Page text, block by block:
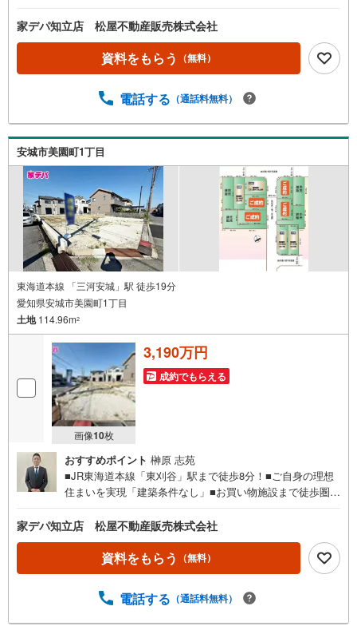
買い物施設まで徒歩圏内で便利！●家デパ 松屋不動産販売
のつよみ●知立市・豊橋市・豊川市・浜松市の4店舗営業
中！三河エリア・遠州エリアの物件ならおまかせくださ
い。新築戸建、中古戸建、中古マンション、土地をお客様
ォーム実績多数！中古物件をご購入の際、約70％という多
ストで、新築同様の快適なお住まいを実現できます。・営
業時間 午前9時00分～午後6時30分 （定休日:水曜日）この
時間帯はお電話でのお問い合わせがスムーズにご案内でき
ます。右下の電話ボタンをタッチ！もしくはお気軽にお電
話ください。
家デパ知立店 松屋不動産販売株式会社
資料をもらう （無料）
電話する （通話料無料）
安城市美園町1丁目
東海道本線 「三河安城」駅 徒歩19分
愛知県安城市美園町1丁目
土地114.96m2
画像10枚
3,190万円
成約でもらえる
おすすめポイント 榊原 志苑
■JR東海道本線「東刈谷」駅まで徒歩8分！■ご自身の理想
住まいを実現「建築条件なし」■お買い物施設まで徒歩圏内
ーで建築可能■閑静な住宅地●家デパ 松屋不動産販売 のつ
よみ●知立市・豊橋市・豊川市・浜松市の4店舗営業中！三
河エリア・遠州エリアの物件ならおまかせください。新築
戸建、中古戸建、中古マンション、土地をお客様のご希望
績多数！中古物件をご購入の際、約70％という多くの方々
家デパ知立店 松屋不動産販売株式会社
資料をもらう （無料）
電話する （通話料無料）